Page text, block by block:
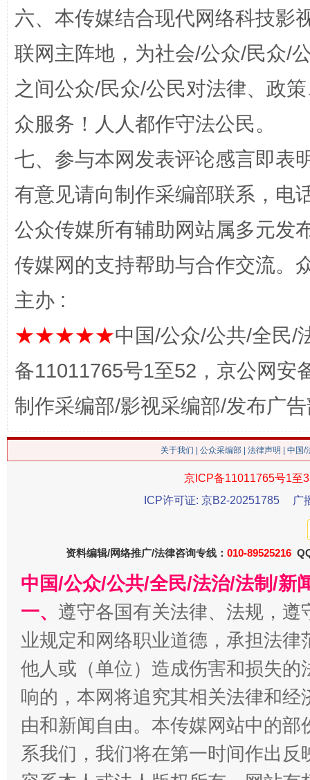
网上购药对药下症？
这是一记警钟！ 谢
习近平的博鳌关键词
魏明亮
六、本传媒结合现代网络科技影
联网主阵地，为社会/公众/民众/
之间公众/民众/公民对法律、政
众服务！人人都作守法公民。
七、参与本网发表评论感言即表
有意见请向制作采编部联系，电
公众传媒所有辅助网站属多元发
传媒网的支持帮助与合作交流。
主办 :
★★★★★中国/公众/公共/全民/
备11011765号1至52，京公网安
制作采编部/影视采编部/发布广
关于我们 公众采编部 法律声明 | 中国
京ICP备11011765号1至
ICP许可证: 京B2-20251785
广
资料编辑/网络推广/法律咨询专线： 010-89525216
中国/公众/公共/全民/法治/法制/新
一、 遵守各国有关法律、法规，
业规定和网络职业道德，承担法
他人或（单位）造成伤害和损失
响的，本网将追究其相关法律和
由和新闻自由。本传媒网站中的
系我们，我们将在第一时间作出